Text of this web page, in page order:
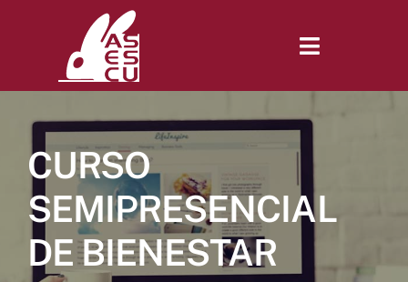
Toggle
Inicio
Revista
Tienda
CURSO
SEMIPRESENCIAL
DE BIENESTAR